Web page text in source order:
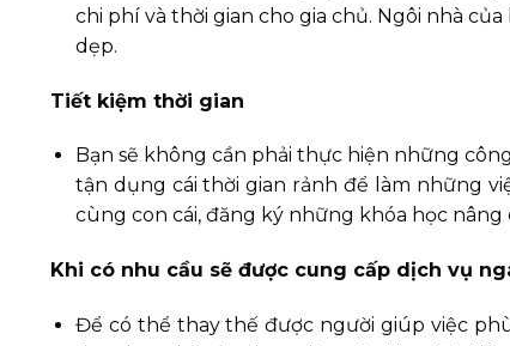
chi phí và thời gian cho gia chủ. Ngôi nhà
dẹp.
Tiết kiệm thời gian
Bạn sẽ không cần phải thực hiện những
tận dụng cái thời gian rảnh để làm những
cùng con cái, đăng ký những khóa học nâng
Khi có nhu cầu sẽ được cung cấp dịch vụ
Để có thể thay thế được người giúp việc